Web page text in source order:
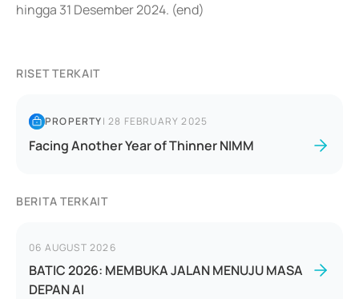
hingga 31 Desember 2024. (end)
RISET TERKAIT
PROPERTY|28 FEBRUARY 2025
Facing Another Year of Thinner NIMM
BERITA TERKAIT
06 AUGUST 2026
BATIC 2026: MEMBUKA JALAN MENUJU MASA
DEPAN AI